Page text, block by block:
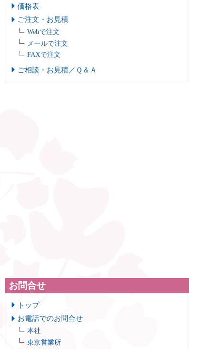
価格表
ご注文・お見積
Webで注文
メールで注文
FAXで注文
ご相談・お見積／Ｑ＆Ａ
お問合せ
トップ
お電話でのお問合せ
本社
東京営業所